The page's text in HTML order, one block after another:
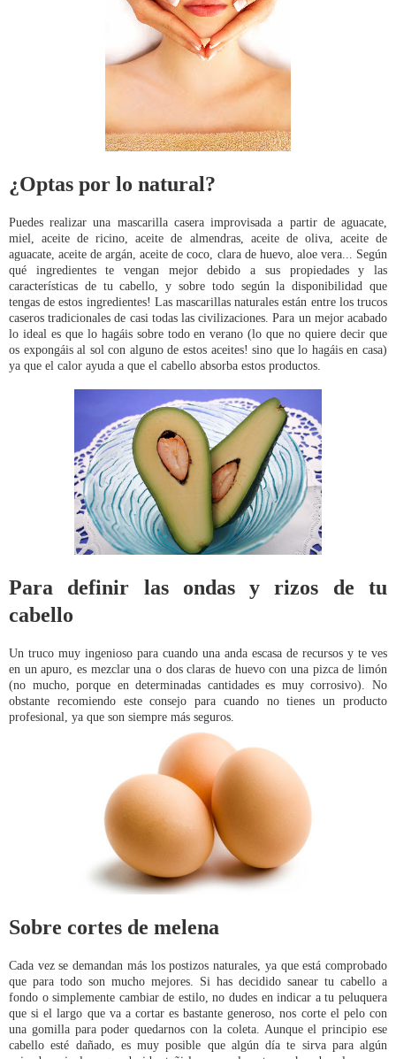
¿Optas por lo natural?
Puedes realizar una mascarilla casera improvisada a partir de aguacate,
miel, aceite de ricino, aceite de almendras, aceite de oliva, aceite de
aguacate, aceite de argán, aceite de coco, clara de huevo, aloe vera... Según
qué ingredientes te vengan mejor debido a sus propiedades y las
características de tu cabello, y sobre todo según la disponibilidad que
tengas de estos ingredientes! Las mascarillas naturales están entre los trucos
caseros tradicionales de casi todas las civilizaciones. Para un mejor acabado
lo ideal es que lo hagáis sobre todo en verano (lo que no quiere decir que
os expongáis al sol con alguno de estos aceites! sino que lo hagáis en casa)
ya que el calor ayuda a que el cabello absorba estos productos.
Para definir las ondas y rizos de tu
cabello
Un truco muy ingenioso para cuando una anda escasa de recursos y te ves
en un apuro, es mezclar una o dos claras de huevo con una pizca de limón
(no mucho, porque en determinadas cantidades es muy corrosivo). No
obstante recomiendo este consejo para cuando no tienes un producto
profesional, ya que son siempre más seguros.
Sobre cortes de melena
Cada vez se demandan más los postizos naturales, ya que está comprobado
que para todo son mucho mejores. Si has decidido sanear tu cabello a
fondo o simplemente cambiar de estilo, no dudes en indicar a tu peluquera
que si el largo que va a cortar es bastante generoso, nos corte el pelo con
una gomilla para poder quedarnos con la coleta. Aunque el principio ese
cabello esté dañado, es muy posible que algún día te sirva para algún